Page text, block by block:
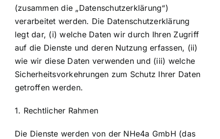
(zusammen die „Datenschutzerklärung“)
verarbeitet werden. Die Datenschutzerklärung
legt dar, (i) welche Daten wir durch Ihren Zugriff
auf die Dienste und deren Nutzung erfassen, (ii)
wie wir diese Daten verwenden und (iii) welche
Sicherheitsvorkehrungen zum Schutz Ihrer Daten
getroffen werden.
1. Rechtlicher Rahmen
Die Dienste werden von der NHe4a GmbH (das